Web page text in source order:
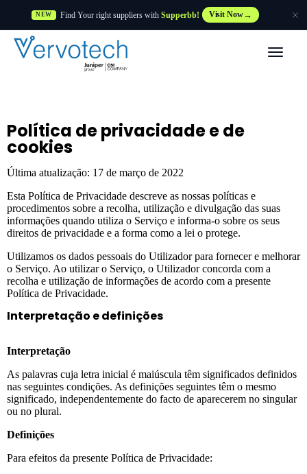
NEW Find Your right suppliers with Supperbb! Visit Now
Política de privacidade e de
cookies
Última atualização: 17 de março de 2022
Esta Política de Privacidade descreve as nossas políticas e
procedimentos sobre a recolha, utilização e divulgação das suas
informações quando utiliza o Serviço e informa-o sobre os seus
direitos de privacidade e a forma como a lei o protege.
Utilizamos os dados pessoais do Utilizador para fornecer e melhorar
o Serviço. Ao utilizar o Serviço, o Utilizador concorda com a
recolha e utilização de informações de acordo com a presente
Política de Privacidade.
Interpretação e definições
Interpretação
As palavras cuja letra inicial é maiúscula têm significados definidos
nas seguintes condições. As definições seguintes têm o mesmo
significado, independentemente do facto de aparecerem no singular
ou no plural.
Definições
Para efeitos da presente Política de Privacidade:
Caraterísticas
Clientes
Recursos
Fornecedor
Empresa
Preços
Apoio